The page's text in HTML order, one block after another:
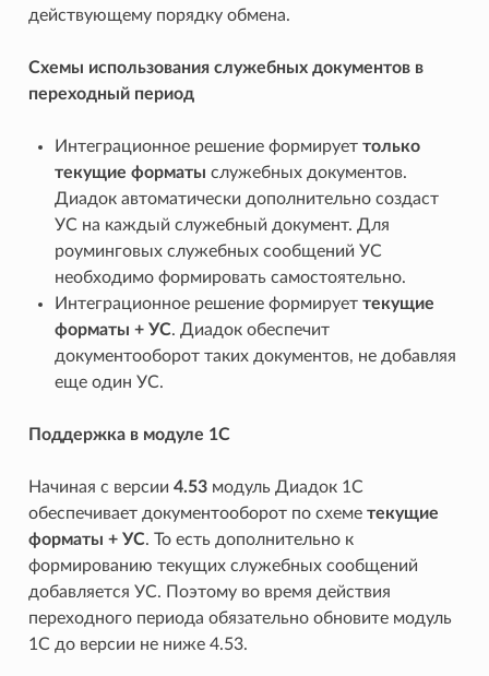
действующему порядку обмена.
Схемы использования служебных документов в
переходный период
Интеграционное решение формирует только
текущие форматы служебных документов.
Диадок автоматически дополнительно создаст
УС на каждый служебный документ. Для
роуминговых служебных сообщений УС
необходимо формировать самостоятельно.
Интеграционное решение формирует текущие
форматы + УС. Диадок обеспечит
документооборот таких документов, не добавляя
еще один УС.
Поддержка в модуле 1С
Начиная с версии 4.53модуль Диадок 1С
обеспечивает документооборот по схеме текущие
форматы + УС. То есть дополнительно к
формированию текущих служебных сообщений
добавляется УС. Поэтому во время действия
переходного периода обязательно обновите модуль
1С до версии не ниже 4.53.